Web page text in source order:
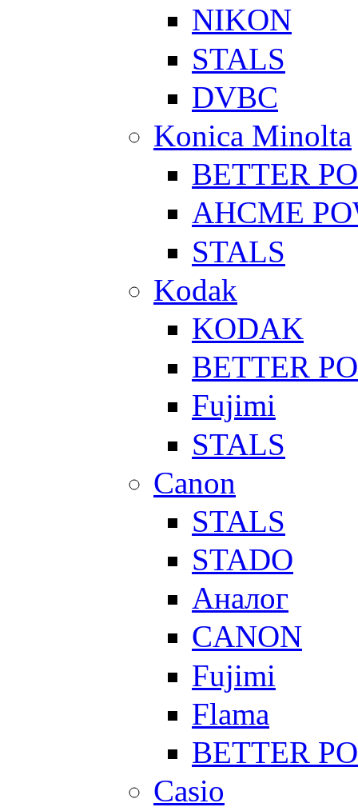
NIKON
STALS
DVBC
Konica Minolta
BETTER
AHCME
STALS
Kodak
KODAK
BETTER
Fujimi
STALS
Canon
STALS
STADO
Аналог
CANON
Fujimi
Flama
BETTER
Casio